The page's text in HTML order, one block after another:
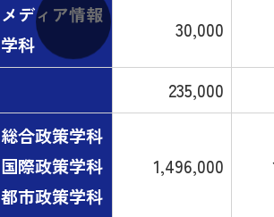
メディア情報
学科
30,000
235,000
総合政策学科
国際政策学科
都市政策学科
1,496,000